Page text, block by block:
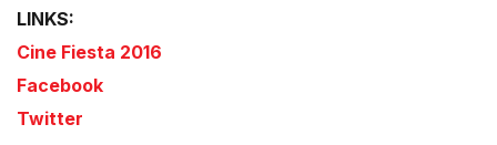
LINKS:
Cine Fiesta 2016
Facebook
Twitter